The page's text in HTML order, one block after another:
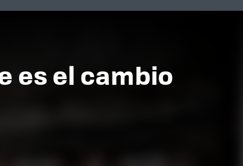
es el cambio